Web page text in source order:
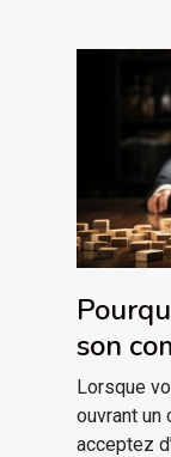
son
Lorsque
ouvrant un
acceptez